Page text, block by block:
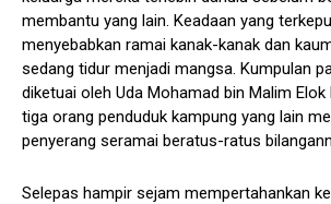
membantu yang lain. Keadaan yang
menyebabkan ramai kanak-kanak dan
sedang tidur menjadi mangsa. Kumpulan
diketuai oleh Uda Mohamad bin Malim
tiga orang penduduk kampung yang lain
penyerang seramai beratus-ratus
Selepas hampir sejam mempertahankan